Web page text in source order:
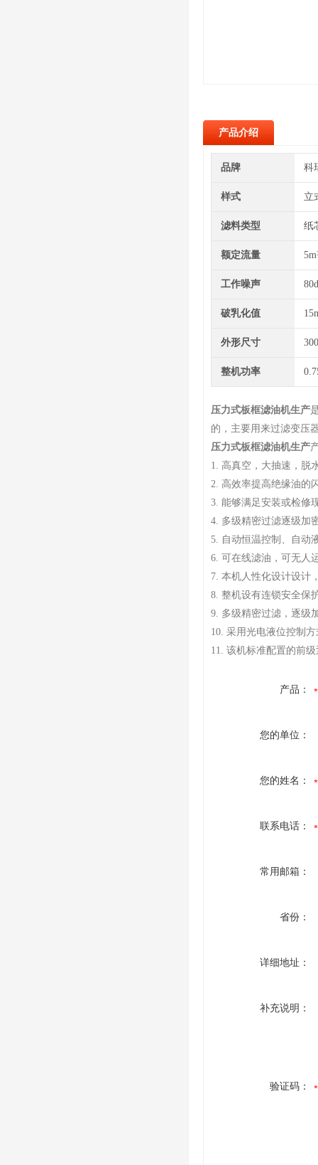
产品介绍
品牌 科
样式 立
滤料类型 纸
额定流量
工作噪声
破乳化值
外形尺寸
整机功率
压力式板框滤油机生产
的，主要用来过滤变压
压力式板框滤油机生产
1. 高真空，大抽速，脱
2. 高效率提高绝缘油的
3. 能够满足安装或检修
4. 多级精密过滤逐级加
5. 自动恒温控制、自动
6. 可在线滤油，可无人
7. 本机人性化设计设计
8. 整机设有连锁安全保
9. 多级精密过滤，逐级
10. 采用光电液位控制
11. 该机标准配置的前
产品：
您的单位：
您的姓名：
联系电话：
常用邮箱：
省份：
详细地址：
补充说明：
验证码：